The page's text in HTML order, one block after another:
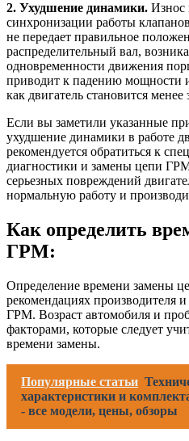
2. Ухудшение динамики. Износ
синхронизации работы
не передает правильное
распределительный вал,
одновременности движения
приводит к падению мощности
как двигатель становится
Если вы заметили указанные
ухудшение динамики в работе
рекомендуется обратиться к
диагностики и замены цепи
серьезных повреждений
нормальную работу и
Как определить
ГРМ:
Определение времени замены
рекомендациях производителя
ГРМ. Возраст автомобиля и
факторами, которые следует
времени замены.
Популярные статьи
характеристики и
- все модели, цены, обзоры